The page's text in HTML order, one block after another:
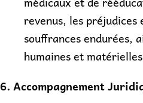
revenus, les préjudices
souffrances endurées,
humaines et
6. Accompagnement